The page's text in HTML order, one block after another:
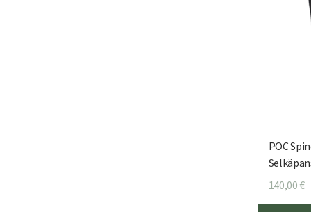
POC
140,00€